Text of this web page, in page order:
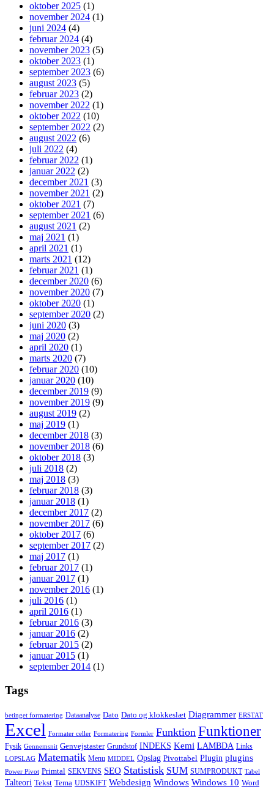
oktober 2025 (1)
november 2024 (1)
juni 2024 (4)
februar 2024 (4)
november 2023 (5)
oktober 2023 (1)
september 2023 (6)
august 2023 (5)
februar 2023 (2)
november 2022 (1)
oktober 2022 (10)
september 2022 (2)
august 2022 (6)
juli 2022 (4)
februar 2022 (1)
januar 2022 (2)
december 2021 (3)
november 2021 (2)
oktober 2021 (7)
september 2021 (6)
august 2021 (2)
maj 2021 (1)
april 2021 (1)
marts 2021 (12)
februar 2021 (1)
december 2020 (6)
november 2020 (7)
oktober 2020 (1)
september 2020 (2)
juni 2020 (3)
maj 2020 (2)
april 2020 (1)
marts 2020 (7)
februar 2020 (10)
januar 2020 (10)
december 2019 (9)
november 2019 (9)
august 2019 (2)
maj 2019 (1)
december 2018 (3)
november 2018 (6)
oktober 2018 (3)
juli 2018 (2)
maj 2018 (3)
februar 2018 (3)
januar 2018 (1)
december 2017 (2)
november 2017 (6)
oktober 2017 (6)
september 2017 (2)
maj 2017 (1)
februar 2017 (1)
januar 2017 (1)
november 2016 (1)
juli 2016 (1)
april 2016 (1)
februar 2016 (3)
januar 2016 (2)
februar 2015 (2)
januar 2015 (1)
september 2014 (1)
Tags
betinget formatering Dataanalyse Dato Dato og klokkeslæt Diagrammer ERSTAT
Excel Formater celler Formatering Formler Funktion Funktioner
Fysik Gennemsnit Genvejstaster Grundstof INDEKS Kemi LAMBDA Links
LOPSLAG Matematik Menu MIDDEL Opslag Pivottabel Plugin plugins
Power Pivot Primtal SEKVENS SEO Statistisk SUM SUMPRODUKT Tabel
Talteori Tekst Tema UDSKIFT Webdesign Windows Windows 10 Word